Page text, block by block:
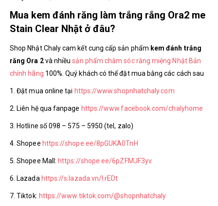
Mua kem đánh răng làm trắng rắng Ora2 me
Stain Clear Nhật ở đâu?
Shop Nhật Chaly cam kết cung cấp sản phẩm kem đánh trắng
răng Ora 2và nhiềusản phẩm chăm sóc răng miệng Nhật Bản
chính hãng 100%. Quý khách có thể đặt mua bằng các cách sau
1. Đặt mua online tại https://www.shopnhatchaly.com
2. Liên hệ qua fanpage https://www.facebook.com/chalyhome
3. Hotline số 098 – 575 – 5950 (tel, zalo)
4. Shopee https://shope.ee/8pGUKA0TnH
5. Shopee Mall: https://shope.ee/6pZFMJF3yv
6. Lazada https://s.lazada.vn/l.rEDt
7. Tiktok: https://www.tiktok.com/@shopnhatchaly